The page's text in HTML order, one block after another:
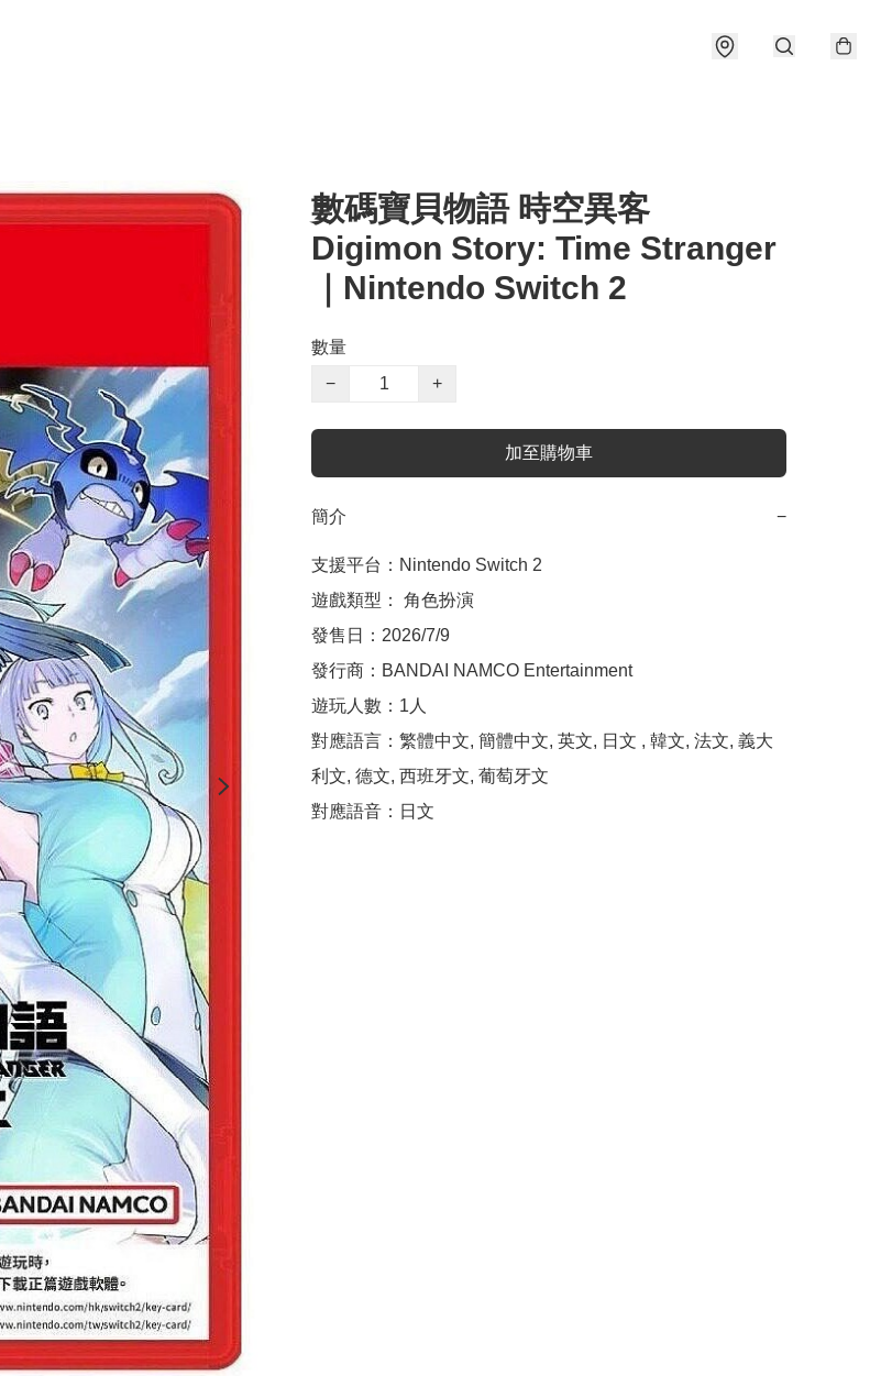
數碼寶貝物語 時空異客
Digimon Story: Time Stranger
｜Nintendo Switch 2
數量
−
+
加至購物車
簡介 −
支援平台：Nintendo Switch 2
遊戲類型： 角色扮演
發售日：2026/7/9
發行商：BANDAI NAMCO Entertainment
遊玩人數：1人
對應語言：繁體中文, 簡體中文, 英文, 日文 , 韓文, 法文, 義大
利文, 德文, 西班牙文, 葡萄牙文
對應語音：日文